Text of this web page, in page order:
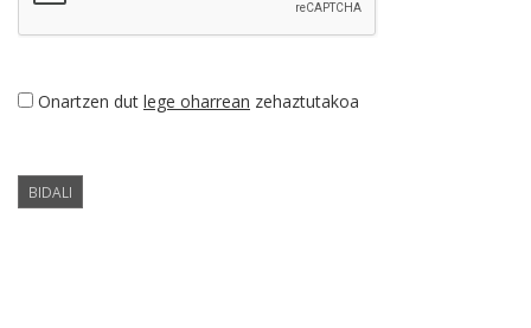
Onartzen dut lege oharrean zehaztutakoa
BIDALI